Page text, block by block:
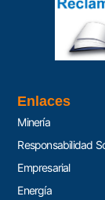
Enlaces
Minería
Responsabilidad
Empresarial
Energía